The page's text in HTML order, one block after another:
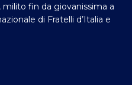
milito fin da giovanissima a
di Fratelli d’Italia e